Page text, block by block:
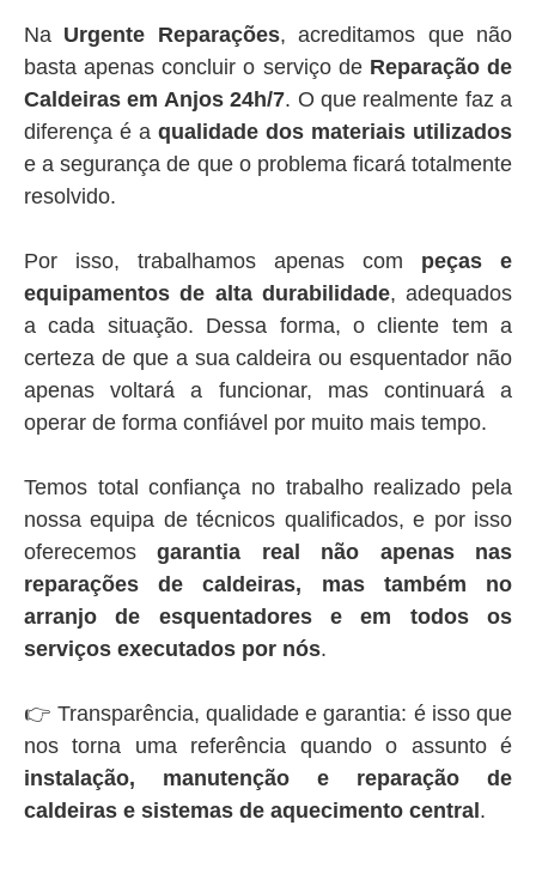
Na Urgente Reparações, acreditamos que não
basta apenas concluir o serviço de Reparação de
Caldeiras em Anjos 24h/7. O que realmente faz a
diferença é a qualidade dos materiais utilizados
e a segurança de que o problema ficará totalmente
resolvido.
Por isso, trabalhamos apenas com peças e
equipamentos de alta durabilidade, adequados
a cada situação. Dessa forma, o cliente tem a
certeza de que a sua caldeira ou esquentador não
apenas voltará a funcionar, mas continuará a
operar de forma confiável por muito mais tempo.
Temos total confiança no trabalho realizado pela
nossa equipa de técnicos qualificados, e por isso
oferecemosgarantia real não apenas nas
reparações de caldeiras, mas também no
arranjo de esquentadores e em todos os
serviços executados por nós.
👉 Transparência, qualidade e garantia: é isso que
nos torna uma referência quando o assunto é
instalação, manutenção e reparação de
caldeiras e sistemas de aquecimento central.